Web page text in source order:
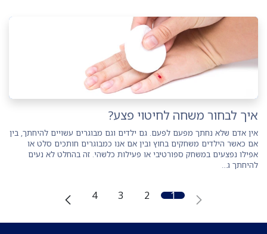
איך לבחור משחה לחיטוי פצע?
אין אדם שלא נחתך מפעם לפעם. גם ילדים וגם מבוגרים עשויים להיחתך, בין
אם כאשר הילדים משחקים בחוץ ובין אם אנו כמבוגרים חותכים סלט או
אפילו נפצעים במשחק ספורטיבי או פעילות כלשהי. זה בהחלט לא נעים
להיחתך ג...
1
2
3
4